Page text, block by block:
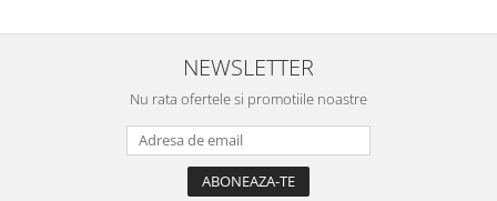
NEWSLETTER
Nu rata ofertele si promotiile noastre